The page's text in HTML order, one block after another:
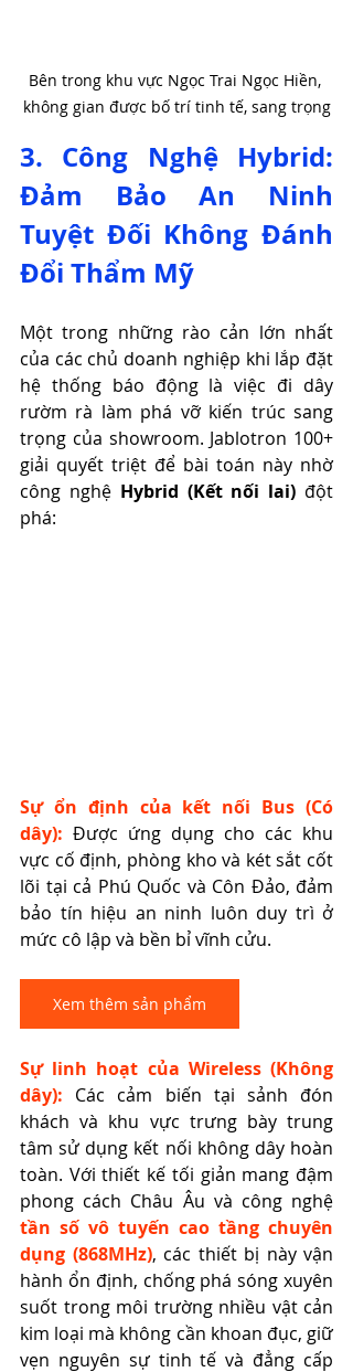
Bên trong khu vực Ngọc Trai Ngọc Hiền,
không gian được bố trí tinh tế, sang trọng
3. Công Nghệ Hybrid:
Đảm Bảo An Ninh
Tuyệt Đối Không Đánh
Đổi Thẩm Mỹ
Một trong những rào cản lớn nhất
của các chủ doanh nghiệp khi lắp đặt
hệ thống báo động là việc đi dây
rườm rà làm phá vỡ kiến trúc sang
trọng của showroom. Jablotron 100+
giải quyết triệt để bài toán này nhờ
công nghệ Hybrid (Kết nối lai) đột
phá:
Sự ổn định của kết nối Bus (Có
dây): Được ứng dụng cho các khu
vực cố định, phòng kho và két sắt cốt
lõi tại cả Phú Quốc và Côn Đảo, đảm
bảo tín hiệu an ninh luôn duy trì ở
mức cô lập và bền bỉ vĩnh cửu.
Xem thêm sản phẩm
Sự linh hoạt của Wireless (Không
dây): Các cảm biến tại sảnh đón
khách và khu vực trưng bày trung
tâm sử dụng kết nối không dây hoàn
toàn. Với thiết kế tối giản mang đậm
tần số vô tuyến cao tầng chuyên
dụng (868MHz), các thiết bị này vận
hành ổn định, chống phá sóng xuyên
suốt trong môi trường nhiều vật cản
kim loại mà không cần khoan đục, giữ
vẹn nguyên sự tinh tế và đẳng cấp